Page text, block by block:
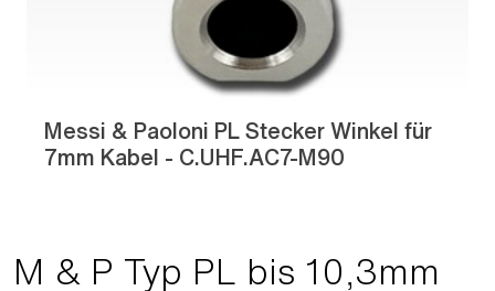
Messi & Paoloni PL Stecker Winkel für
7mm Kabel - C.UHF.AC7-M90
M & P Typ PL bis 10,3mm